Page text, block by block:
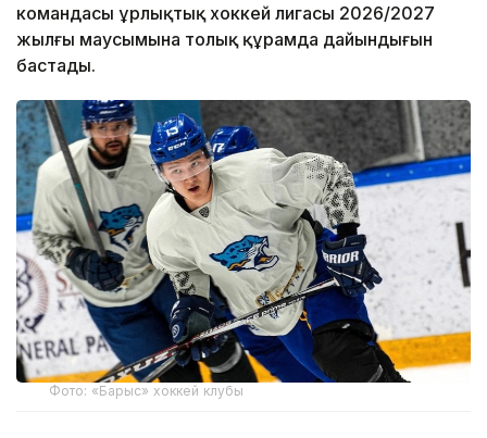
командасы Құрлықтық хоккей лигасы 2026/2027
жылғы маусымына толық құрамда дайындығын
бастады.
Фото: «Барыс» хоккей клубы